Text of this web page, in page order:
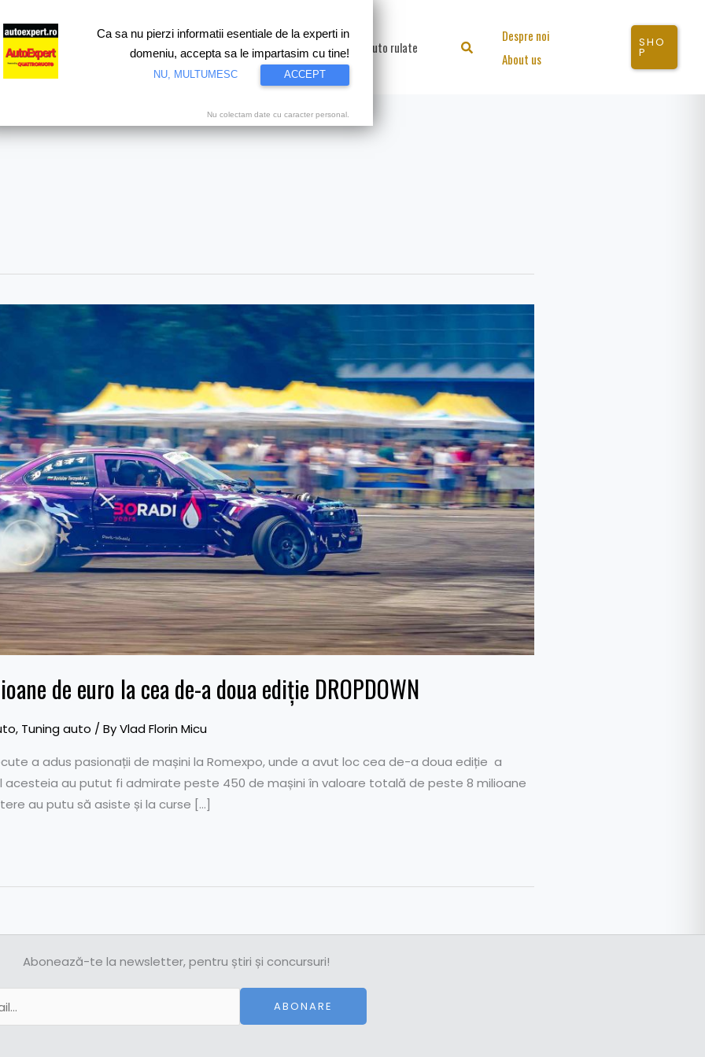
Test drive Motorsport Proiecte speciale Video Auto rulate Search
Despre noi
About us
SHO
P
de euro la cea de-a doua ediție DROPDOWN
, Tuning auto / ByVlad Florin Micu
a adus pasionații de mașini la Romexpo, unde a avut loc cea de-a doua ediție a
acesteia au putut fi admirate peste 450 de mașini în valoare totală de peste 8 milioane
au putu să asiste și la curse […]
Abonează-te la newsletter, pentru știri și concursuri!
ABONARE
Ca sa nu pierzi informatii esentiale de la experti in
domeniu, accepta sa le impartasim cu tine!
NU, MULTUMESC ACCEPT
Nu colectam date cu caracter personal.